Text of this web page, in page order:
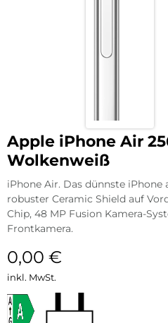
Apple iPhone Air
Wolkenweiß
iPhone Air. Das dünnste iPhone
robuster Ceramic Shield auf
Chip, 48 MP Fusion Kamera-
Frontkamera.
0,00 €
inkl. MwSt.